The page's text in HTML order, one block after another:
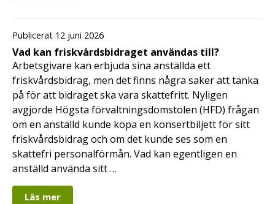
Publicerat 12 juni 2026
Vad kan friskvårdsbidraget användas till?
Arbetsgivare kan erbjuda sina anställda ett
friskvårdsbidrag, men det finns några saker att tänka
på för att bidraget ska vara skattefritt. Nyligen
avgjorde Högsta förvaltningsdomstolen (HFD) frågan
om en anställd kunde köpa en konsertbiljett för sitt
friskvårdsbidrag och om det kunde ses som en
skattefri personalförmån. Vad kan egentligen en
anställd använda sitt …
Läs mer